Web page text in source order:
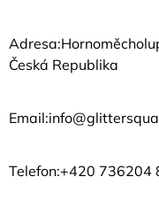
Česká Republika
Telefon:+420
HLEDAT
P